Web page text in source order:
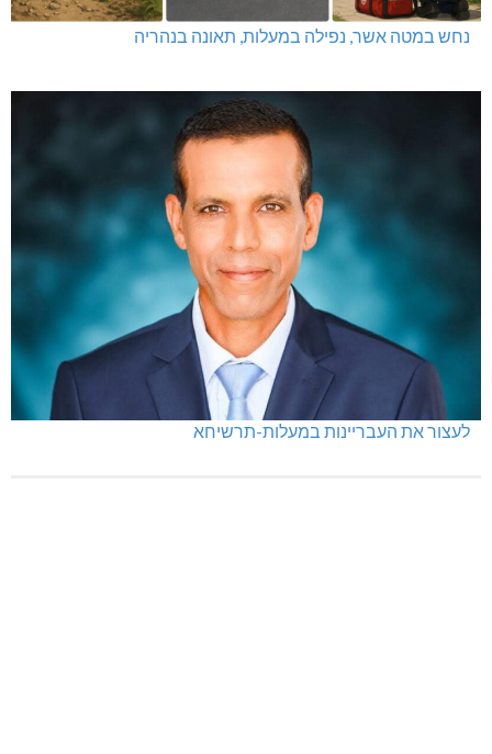
נחש במטה אשר, נפילה במעלות, תאונה בנהריה
לעצור את העבריינות במעלות-תרשיחא